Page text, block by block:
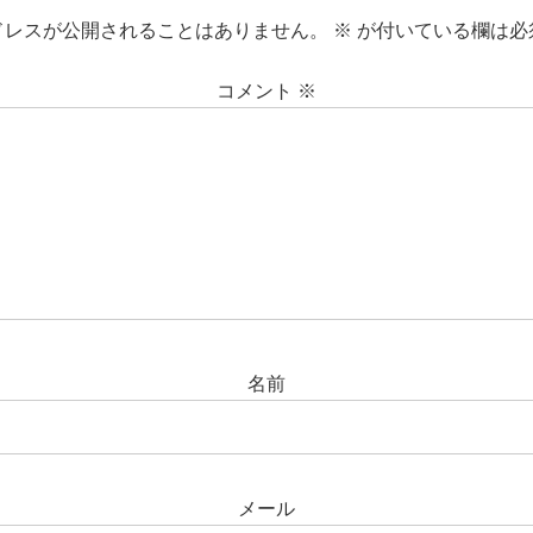
スが公開されることはありません。 ※ が付いている欄は
コメント ※
名前
メール